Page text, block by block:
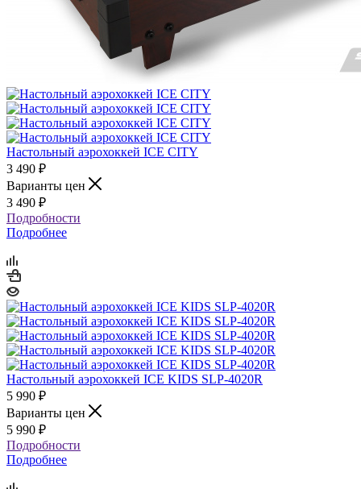
Настольный аэрохоккей ICE CITY
3 490 ₽
Варианты цен
3 490 ₽
Подробности
Подробнее
Настольный аэрохоккей ICE KIDS SLP-4020R
5 990 ₽
Варианты цен
5 990 ₽
Подробности
Подробнее